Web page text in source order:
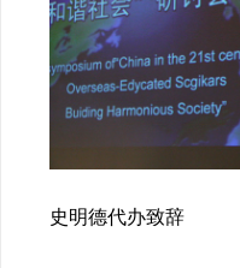
史明德代办致辞